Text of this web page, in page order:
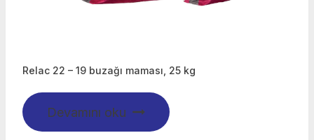
Relac 22 – 19 buzağı maması, 25 kg
Devamını oku